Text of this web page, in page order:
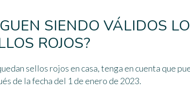
SIENDO VÁLIDOS
ROJOS?
sellos rojos en casa, tenga en cuenta que
de la fecha del 1 de enero de 2023.